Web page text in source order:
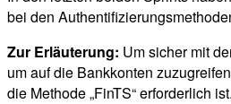
bei den
Zur Erläuterung: Um sicher mit
um auf die Bankkonten
die Methode „FinTS“ erforderlich